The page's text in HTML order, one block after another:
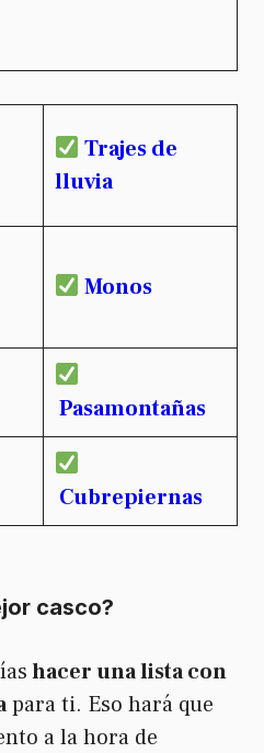
Trajes de
lluvia
Monos
Pasamontañas
Cubrepiernas
casco?
hacer una lista con
para ti. Eso hará que
a la hora de